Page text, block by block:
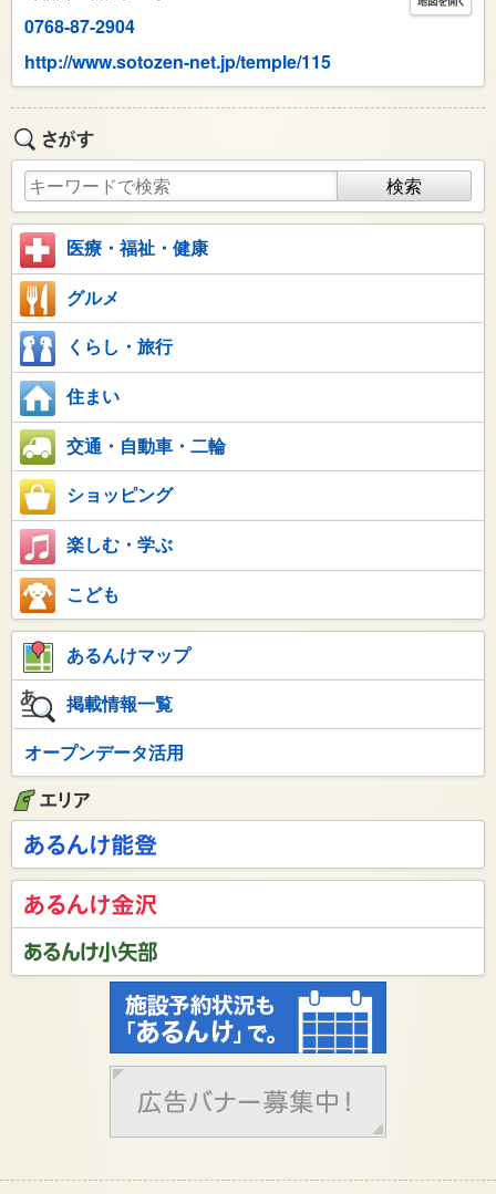
0768-87-2904
http://www.sotozen-net.jp/temple/115
医療・福祉・健康
グルメ
くらし・旅行
住まい
交通・自動車・二輪
ショッピング
楽しむ・学ぶ
こども
あるんけマップ
掲載情報一覧
オープンデータ活用